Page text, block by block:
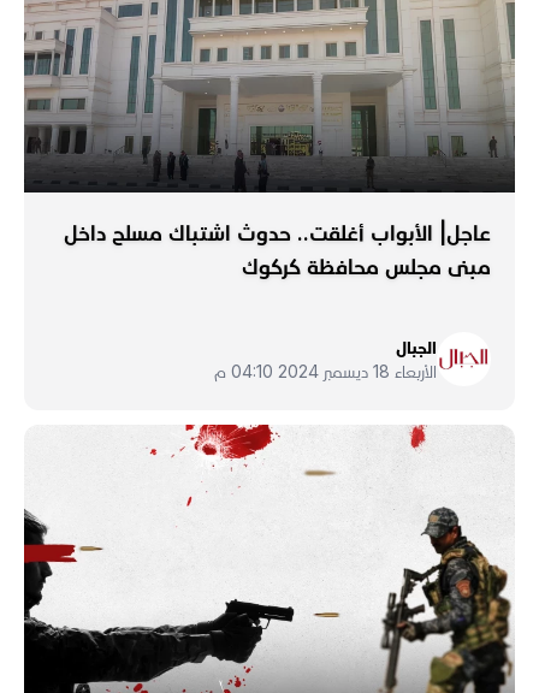
عاجل| الأبواب أغلقت.. حدوث اشتباك مسلح داخل
مبنى مجلس محافظة كركوك
الجبال
الأربعاء 18 ديسمبر 2024 04:10 م